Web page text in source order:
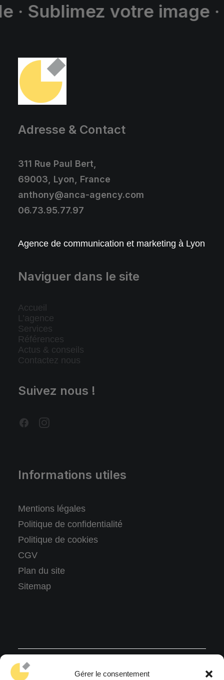
Gérer le consentement
image · Augmentez
Adresse & Contact
311 Rue Paul Bert,
69003, Lyon, France
anthony@anca-agency.com
06.73.95.77.97
Agence de communication et marketing à Lyon
Naviguer dans le site
Accueil
L’agence
Services
Références
Actus & conseils
Contactez nous
Suivez nous !
Informations utiles
Mentions légales
Politique de confidentialité
Politique de cookies
CGV
Plan du site
Sitemap
© 2026 ANCA AGENCY.All rights reserved